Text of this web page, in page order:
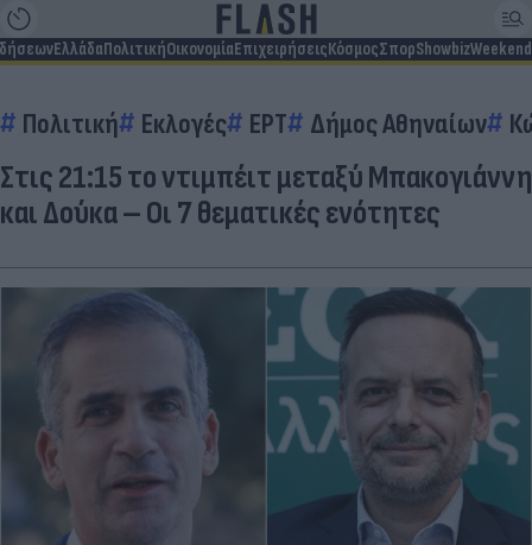
ΕλλάδαΠολιτικήΟικονομίαΕπιχειρήσειςΚόσμοςΣπορShowbizWeekend
Πολιτική Εκλογές ΕΡΤ Δήμος Αθηναίων
Στις 21:15 το ντιμπέιτ μεταξύ Μπακογιάννη
και Δούκα – Οι 7 θεματικές ενότητες